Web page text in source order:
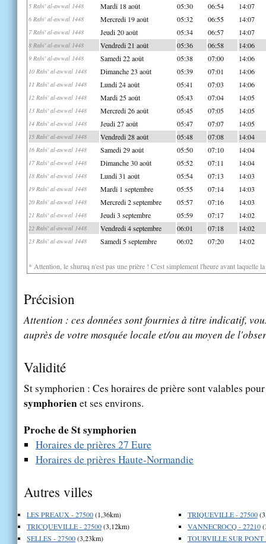
5 Rabi' al-awwal 1448 Mardi 18 août 05:30 06:54 14:07
6 Rabi' al-awwal 1448 Mercredi 19 août 05:32 06:55 14:07
7 Rabi' al-awwal 1448 Jeudi 20 août 05:34 06:57 14:07
8 Rabi' al-awwal 1448 Vendredi 21 août 05:36 06:58 14:06
9 Rabi' al-awwal 1448 Samedi 22 août 05:38 07:00 14:06
10 Rabi' al-awwal 1448 Dimanche 23 août 05:39 07:01 14:06
11 Rabi' al-awwal 1448 Lundi 24 août 05:41 07:03 14:06
12 Rabi' al-awwal 1448 Mardi 25 août 05:43 07:04 14:05
13 Rabi' al-awwal 1448 Mercredi 26 août 05:45 07:05 14:05
14 Rabi' al-awwal 1448 Jeudi 27 août 05:47 07:07 14:05
15 Rabi' al-awwal 1448 Vendredi 28 août 05:48 07:08 14:04
16 Rabi' al-awwal 1448 Samedi 29 août 05:50 07:10 14:04
17 Rabi' al-awwal 1448 Dimanche 30 août 05:52 07:11 14:04
18 Rabi' al-awwal 1448 Lundi 31 août 05:54 07:13 14:03
19 Rabi' al-awwal 1448 Mardi 1 septembre 05:55 07:14 14:03
20 Rabi' al-awwal 1448 Mercredi 2 septembre 05:57 07:16 14:03
21 Rabi' al-awwal 1448 Jeudi 3 septembre 05:59 07:17 14:02
22 Rabi' al-awwal 1448 Vendredi 4 septembre 06:01 07:18 14:02
23 Rabi' al-awwal 1448 Samedi 5 septembre 06:02 07:20 14:02
* Attention, le shuruq n'est pas une prière ! C'est simplement l'heure avant laquelle
Précision
Attention : ces données sont fournies à titre indicatif,
auprès de votre mosquée locale et/ou au moyen de
Validité
St symphorien : Ces horaires de prière sont valables
symphorienet ses environs.
Proche de St symphorien
Horaires de prières 27 Eure
Horaires de prières Haute-Normandie
Autres villes
LES PREAUX - 27500(1,36km)
TRICQUEVILLE - 27500(3,12km)
SELLES - 27500(3,23km)
TRIQUEVILLE - 27500
VANNECROCQ - 27210
TOURVILLE SUR PONT